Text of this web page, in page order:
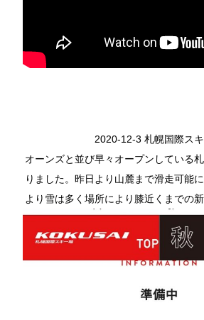
2020-12-3 札幌国際ス
オーンズと並び早々オープンしている
りました。昨日より山麓まで滑走可能
より雪は多く場所により膝近くまでの